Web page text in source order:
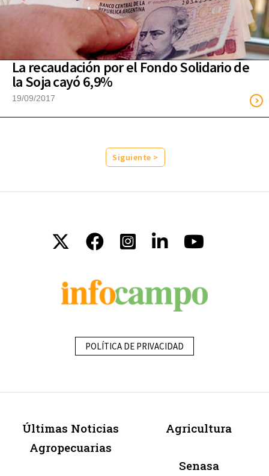
La recaudación por el Fondo Solidario de
la Soja cayó 6,9%
19/09/2017
Siguiente >
POLÍTICA DE PRIVACIDAD
Últimas Noticias
Agropecuarias
Agricultura
Senasa